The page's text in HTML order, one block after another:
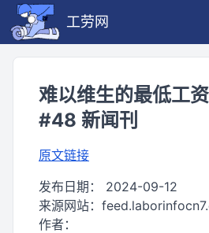
工劳网
难以维生的最低工
#48 新闻刊
原文链接
发布日期： 2024-09-12
来源网站：
作者：